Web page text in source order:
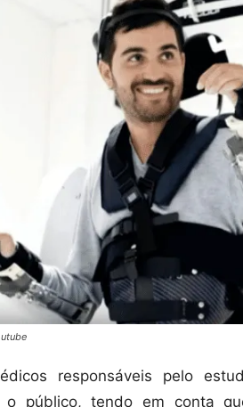
responsáveis pelo
o público, tendo em conta